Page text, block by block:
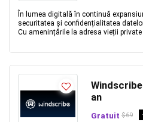
În lumea digitală în continuă
securitatea și confidențialitatea
Cu amenințările la adresa vieții
an
Gratuit $69